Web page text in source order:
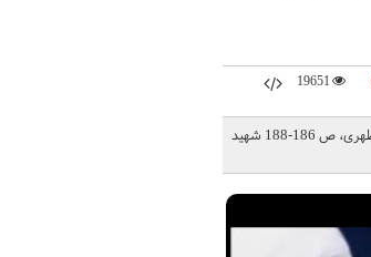
فلسفه‌ی عاشورا در بیان شهید مطهری/ انما خرجت لطلب الاصلاح فی امه جدی... کتاب حماسه حسینی، شهید مطهری، ص 186-188 شهید
19651